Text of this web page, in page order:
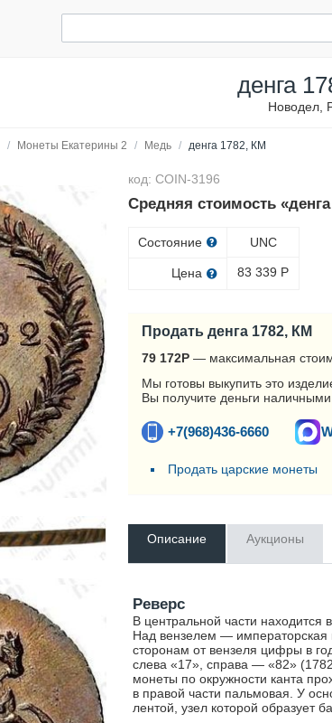
денга
Новодел,
/ Монеты Екатерины 2 / Медь / денга 1782, КМ
код: COIN-3196
Средняя стоимость
Состояние
Цена
UNC
83 339 Р
Продать денга 1782, КМ
79 172Р — максимальная
Мы готовы выкупить это
Вы получите деньги
+7(968)436-6660
Продать царские монеты
Описание Аукционы
Реверс
В центральной части находится
Над вензелем — императорская
сторонам от вензеля цифры в
слева «17», справа — «82»
монеты по окружности канта
в правой части пальмовая. У
лентой, узел которой образует